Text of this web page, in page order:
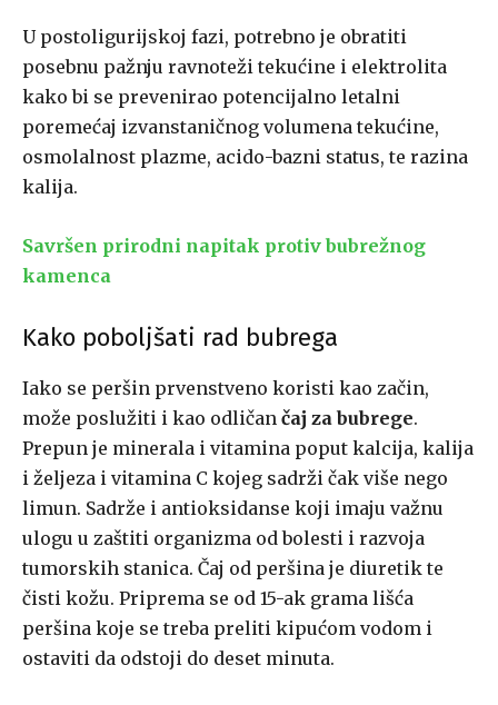
U postoligurijskoj fazi, potrebno je obratiti
posebnu pažnju ravnoteži tekućine i elektrolita
kako bi se prevenirao potencijalno letalni
poremećaj izvanstaničnog volumena tekućine,
osmolalnost plazme, acido-bazni status, te razina
kalija.
Savršen prirodni napitak protiv bubrežnog
kamenca
Kako poboljšati rad bubrega
Iako se peršin prvenstveno koristi kao začin,
može poslužiti i kao odličan čaj za bubrege.
Prepun je minerala i vitamina poput kalcija, kalija
i željeza i vitamina C kojeg sadrži čak više nego
limun. Sadrže i antioksidanse koji imaju važnu
ulogu u zaštiti organizma od bolesti i razvoja
tumorskih stanica. Čaj od peršina je diuretik te
čisti kožu. Priprema se od 15-ak grama lišća
peršina koje se treba preliti kipućom vodom i
ostaviti da odstoji do deset minuta.